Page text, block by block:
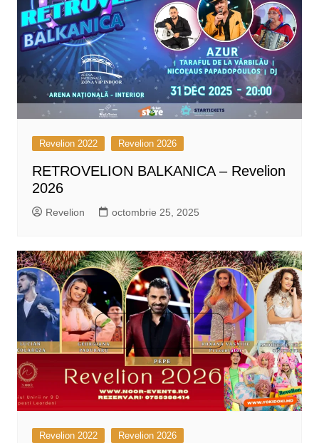
Revelion 2022 Revelion 2026
RETROVELION BALKANICA – Revelion
2026
Revelion octombrie 25, 2025
Revelion 2022 Revelion 2026